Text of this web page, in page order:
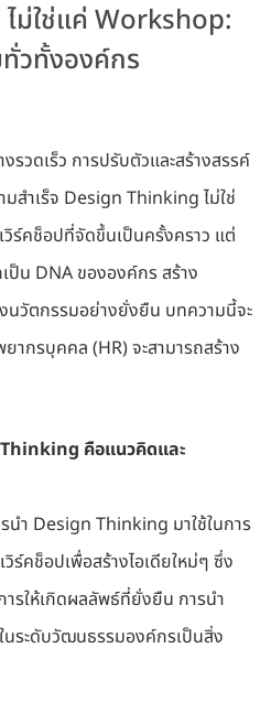
ม่ใช่แค่ Workshop:
วทั้งองค์กร
รวดเร็ว การปรับตัวและสร้างสรรค์
ำเร็จ Design Thinking ไม่ใช่
ร์คช็อปที่จัดขึ้นเป็นครั้งคราว แต่
ป็น DNA ขององค์กร สร้าง
นวัตกรรมอย่างยั่งยืน บทความนี้จะ
ากรบุคคล (HR) จะสามารถสร้าง
Thinking คือแนวคิดและ
ำ Design Thinking มาใช้ในการ
ร์คช็อปเพื่อสร้างไอเดียใหม่ๆ ซึ่ง
รให้เกิดผลลัพธ์ที่ยั่งยืน การนำ
ระดับวัฒนธรรมองค์กรเป็นสิ่ง